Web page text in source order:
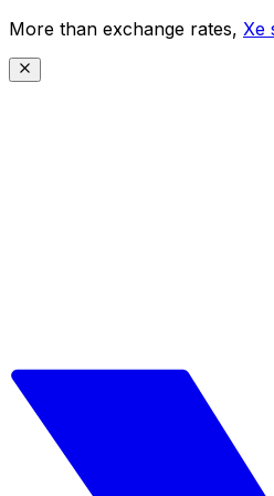
More than exchange rates, Xe